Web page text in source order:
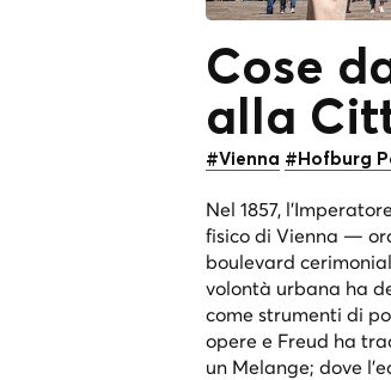
Cose
alla
#Vienna #Hofburg
Nel 1857,
fisico di Vienna —
boulevard
volontà urbana ha
come strumenti di
opere e Freud ha
un Melange; dove